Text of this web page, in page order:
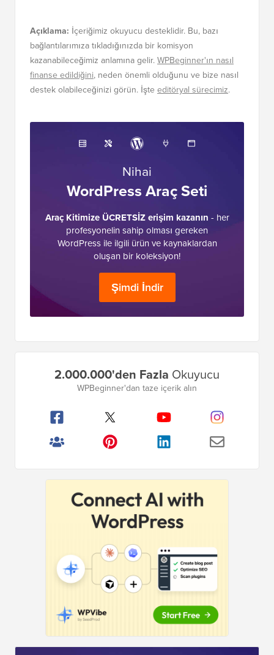
Açıklama: İçeriğimiz okuyucu desteklidir. Bu, bazı
bağlantılarımıza tıkladığınızda bir komisyon
kazanabileceğimiz anlamına gelir.WPBeginner'ın nasıl
finanse edildiğini, neden önemli olduğunu ve bize nasıl
destek olabileceğinizi görün. İşte editöryal sürecimiz.
Nihai
WordPress Araç Seti
Araç Kitimize ÜCRETSİZ erişim kazanın - her
profesyonelin sahip olması gereken
WordPress ile ilgili ürün ve kaynaklardan
oluşan bir koleksiyon!
Şimdi İndir
2.000.000'den Fazla Okuyucu
WPBeginner'dan taze içerik alın